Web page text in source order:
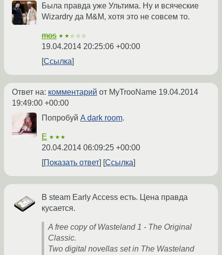
Была правда уже Ультима. Ну и всяческие
Wizardry да M&M, хотя это не совсем то.
mos ★★☆☆☆
19.04.2014 20:25:06 +00:00
Ссылка
Ответ на: комментарий от MyTrooName 19.04.2014
19:49:00 +00:00
Попробуй A dark room.
E ★★★
20.04.2014 06:09:25 +00:00
Показать ответ
Ссылка
В steam Early Access есть. Цена правда
кусается.
A free copy of Wasteland 1 - The Original
Classic.
Two digital novellas set in The Wasteland